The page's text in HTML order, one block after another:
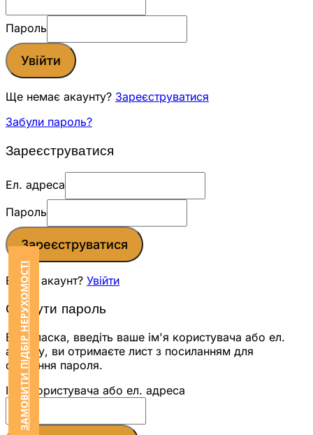
ЗАМОВИТИ ПІДБІР НЕРУХОМОСТІ
Пароль
Увійти
Ще немає акаунту? Зареєструватися
Забули пароль?
Зареєструватися
Ел. адреса
Пароль
Зареєструватися
Вже є акаунт? Увійти
Скинути пароль
Будь ласка, введіть ваше ім'я користувача або ел.
адресу, ви отримаєте лист з посиланням для
скидання пароля.
Ім'я користувача або ел. адреса